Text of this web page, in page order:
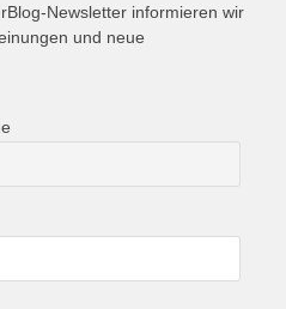
Newsletter informieren wir
und neue